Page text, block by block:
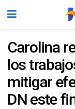
Carolina
los
mitigar
DN este